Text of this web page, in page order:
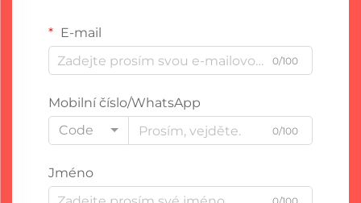
E-mail
0/100
Mobilní číslo/WhatsApp
Code
0/100
Jméno